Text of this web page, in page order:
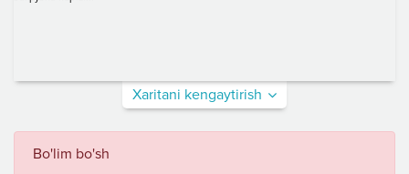
Xaritani kengaytirish
Bo'lim bo'sh